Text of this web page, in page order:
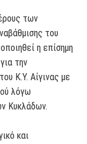
των
του
η επίσημη
την
Κ.Υ. Αίγινας με
λόγω
Κυκλάδων.
και